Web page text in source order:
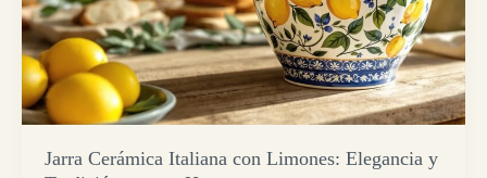
Jarra Cerámica Italiana con Limones: Elegancia y